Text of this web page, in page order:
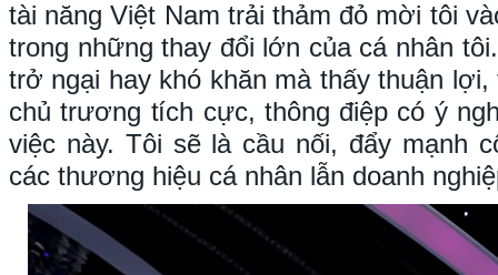
tài năng Việt Nam trải thảm đỏ mời tôi
trong những thay đổi lớn của cá nhân
trở ngại hay khó khăn mà thấy thuận
chủ trương tích cực, thông điệp có ý
việc này. Tôi sẽ là cầu nối, đẩy mạnh
các thương hiệu cá nhân lẫn doanh